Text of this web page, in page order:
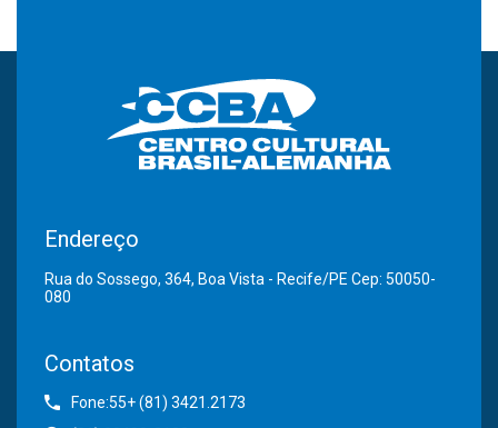
Endereço
Rua do Sossego, 364, Boa Vista - Recife/PE Cep: 50050-
080
Contatos
Fone:55+ (81) 3421.2173